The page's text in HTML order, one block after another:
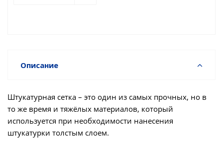
Описание
Штукатурная сетка – это один из самых прочных, но в
то же время и тяжёлых материалов, который
используется при необходимости нанесения
штукатурки толстым слоем.